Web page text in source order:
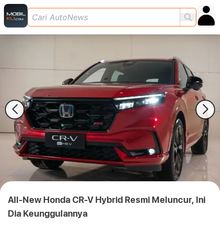
All-New Honda CR-V Hybrid Resmi Meluncur, Ini
Dia Keunggulannya